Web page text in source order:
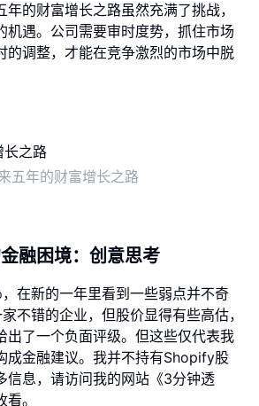
年的财富增长之路虽然充满了挑战，
机遇。公司需要审时度势，抓住市场
的调整，才能在竞争激烈的市场中脱
五年的财富增长之路
融困境：创意思考
在新的一年里看到一些弱点并不奇
不错的企业，但股价显得有些高估，
出了一个负面评级。但这些仅代表我
成金融建议。我并不持有Shopify股
信息，请访问我的网站《3分钟透
。